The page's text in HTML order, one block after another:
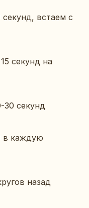
встаем с
секунд на
секунд
в каждую
назад